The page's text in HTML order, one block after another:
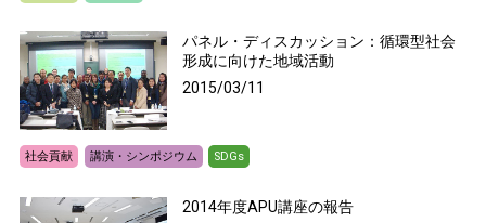
パネル・ディスカッション：循環型社会
形成に向けた地域活動
2015/03/11
社会貢献 講演・シンポジウム SDGs
2014年度APU講座の報告